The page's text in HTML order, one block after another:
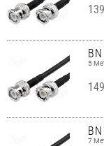
5
7